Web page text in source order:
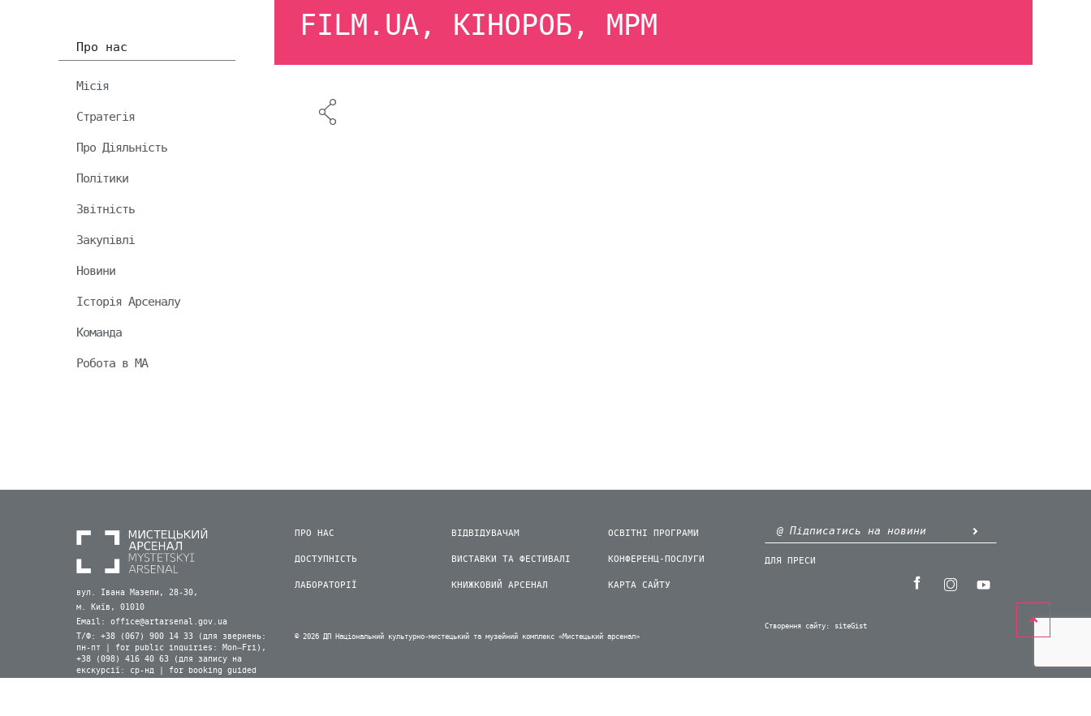
Про нас
Місія
Стратегія
Про Діяльність
Політики
Звітність
Закупівлі
Новини
Історія Арсеналу
Команда
Робота в МА
FILM.UA, КІНОРОБ, MРM
вул. Івана Мазепи, 28-30,
м. Київ, 01010
Email: office@artarsenal.gov.ua
Т/Ф: +38 (067) 900 14 33 (для звернень:
пн-пт | for public inquiries: Mon–Fri),
+38 (098) 416 40 63 (для запису на
екскурсії: ср-нд | for booking guided
ПРО НАС
ДОСТУПНІСТЬ
ЛАБОРАТОРІЇ
ВІДВІДУВАЧАМ
ВИСТАВКИ ТА ФЕСТИВАЛІ
КНИЖКОВИЙ АРСЕНАЛ
ОСВІТНІ ПРОГРАМИ
КОНФЕРЕНЦ-ПОСЛУГИ
КАРТА САЙТУ
© 2026 ДП Національний культурно-мистецький та музейний комплекс «Мистецький арсенал»
ДЛЯ ПРЕСИ
Створення сайту: siteGist